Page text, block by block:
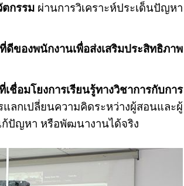
ตกรรม ผ่านการวิเคราะห์ประเด็นปัญหา
ของพนักงานเพื่อส่งเสริมประสิทธิภาพ
ชื่อมโยงการเรียนรู้ทางวิชาการกับการ
เปลี่ยนความคิดระหว่างผู้สอนและผู้
ก้ปัญหา หรือพัฒนางานได้จริง